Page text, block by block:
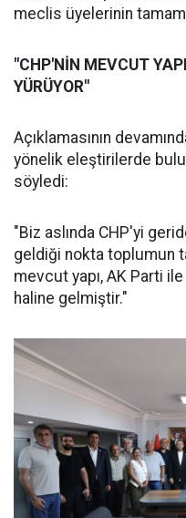
meclis üyelerinin
"CHP'NİN MEVCUT
YÜRÜYOR"
Açıklamasının
yönelik eleştirilerde
söyledi:
"Biz aslında CHP'yi
geldiği nokta toplumun
mevcut yapı, AK Parti
haline gelmiştir."